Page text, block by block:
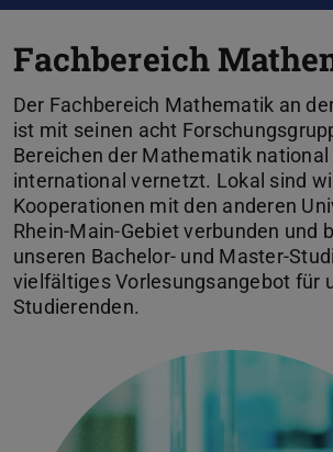
Fachbereich
Der Fachbereich Mathematik an
ist mit seinen acht
Bereichen der Mathematik national
international vernetzt. Lokal sind
Kooperationen mit den anderen
Rhein-Main-Gebiet verbunden und
unseren Bachelor- und Master-
vielfältiges Vorlesungsangebot für
Studierenden.